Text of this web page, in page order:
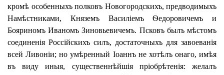
кромѣ особенныхъ полковъ Новогородскихъ, предводимыхъ
Намѣстниками, Княземъ Василіемъ Ѳедоровичемъ и
Бояриномъ Иваномъ Зиновьевичемъ. Псковъ былъ мѣстомъ
соединенія Россійскихъ силъ, достаточныхъ для завоеванія
всей Ливоніи; но умѣренный Іоаннъ не хотѣлъ онаго, имѣя
въ виду иныя, существеннѣйшія пріобрѣтенія: желалъ